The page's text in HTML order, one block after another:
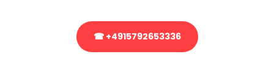
☎ +4915792653336